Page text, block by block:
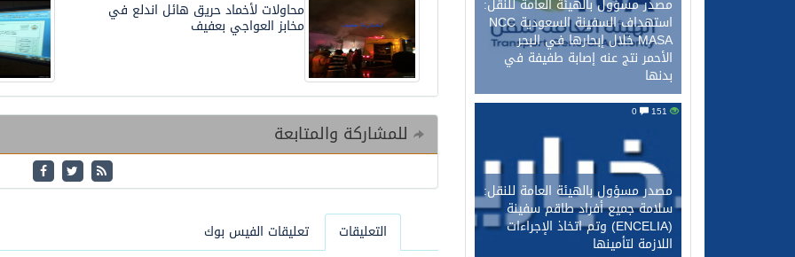
مصدر مسؤول بالهيئة العامة للنقل:
استهداف السفينة السعودية NCC
MASA خلال إبحارها في البحر
الأحمر نتج عنه إصابة طفيفة في
بدنها
مصدر مسؤول بالهيئة العامة للنقل:
سلامة جميع أفراد طاقم سفينة
(ENCELIA) وتم اتخاذ الإجراءات
اللازمة لتأمينها
محاولات لأخماد حريق هائل اندلع في
مخابز العواجي بعفيف
للمشاركة والمتابعة
التعليقات تعليقات الفيس بوك